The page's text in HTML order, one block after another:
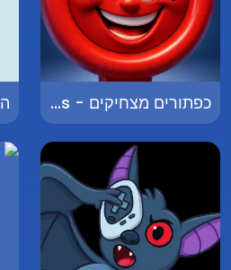
כפתורים מצחיקים - Funny Buttons